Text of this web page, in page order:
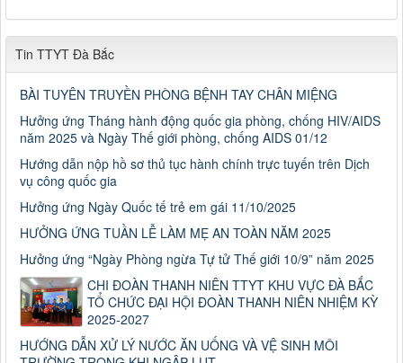
Tin TTYT Đà Bắc
BÀI TUYÊN TRUYỀN PHÒNG BỆNH TAY CHÂN MIỆNG
Hưởng ứng Tháng hành động quốc gia phòng, chống HIV/AIDS
năm 2025 và Ngày Thế giới phòng, chống AIDS 01/12
Hướng dẫn nộp hồ sơ thủ tục hành chính trực tuyến trên Dịch
vụ công quốc gia
Hưởng ứng Ngày Quốc tế trẻ em gái 11/10/2025
HƯỞNG ỨNG TUẦN LỄ LÀM MẸ AN TOÀN NĂM 2025
Hưởng ứng “Ngày Phòng ngừa Tự tử Thế giới 10/9” năm 2025
CHI ĐOÀN THANH NIÊN TTYT KHU VỰC ĐÀ BẮC
TỔ CHỨC ĐẠI HỘI ĐOÀN THANH NIÊN NHIỆM KỲ
2025-2027
HƯỚNG DẪN XỬ LÝ NƯỚC ĂN UỐNG VÀ VỆ SINH MÔI